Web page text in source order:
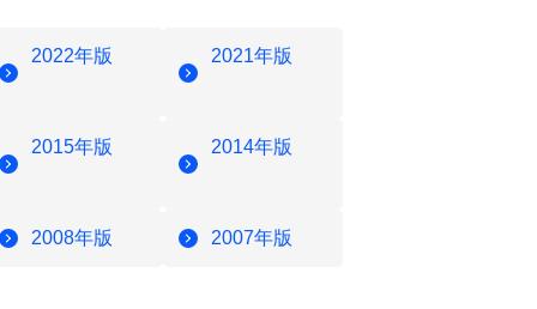
2022年版 2021年版
2015年版 2014年版
2008年版 2007年版